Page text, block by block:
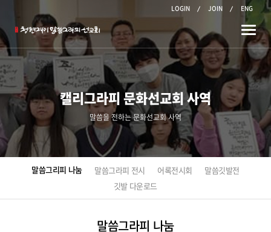
LOGIN JOIN ENG
Toggle
캘리그라피 문화선교회 사역
말씀을 전하는 문화선교회 사역
말씀그리피 나눔 말씀그라피 전시 어록전시회
말씀깃발전
깃발 다운로드
말씀그라피 나눔